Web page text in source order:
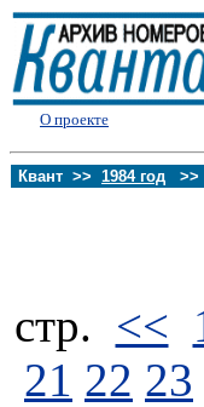
О проекте
Квант >> 1984 год >>
стp. <<
21 22 23